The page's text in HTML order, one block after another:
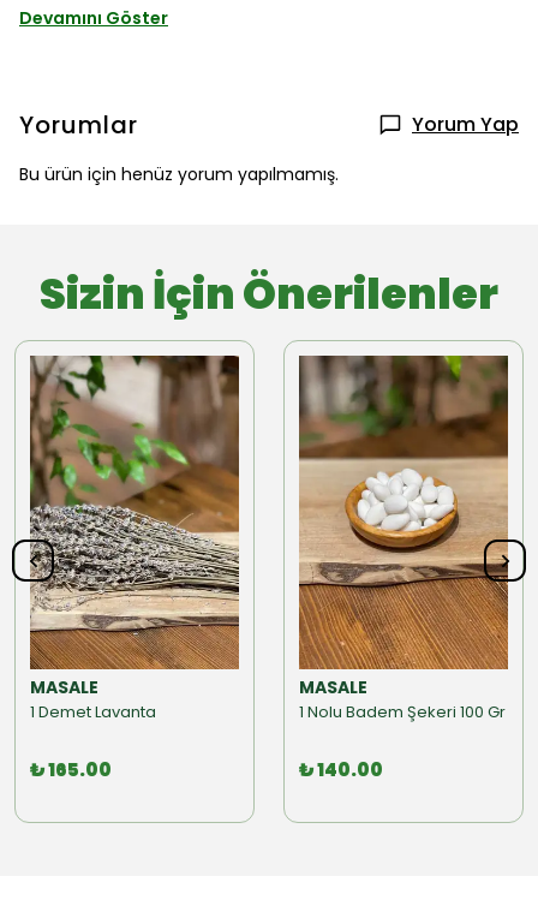
Devamını Göster
Yorumlar Yorum Yap
Bu ürün için henüz yorum yapılmamış.
Sizin İçin Önerilenler
MASALE
1 Demet Lavanta
₺ 165.00
MASALE
1 Nolu Badem Şekeri 100 Gr
₺ 140.00